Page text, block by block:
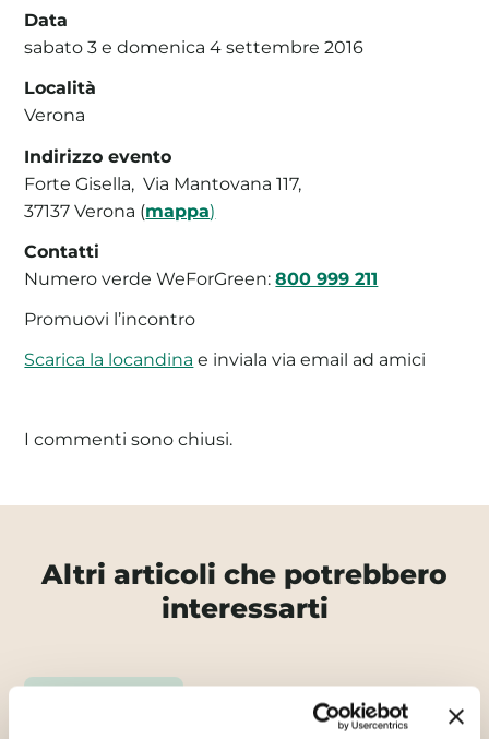
Data
sabato 3 e domenica 4 settembre 2016
Località
Verona
Indirizzo evento
Forte Gisella, Via Mantovana 117,
37137 Verona (mappa)
Contatti
Numero verde WeForGreen:800 999 211
Promuovi l’incontro
Scarica la locandina e inviala via email ad amici
I commenti sono chiusi.
Altri articoli che potrebbero
interessarti
Mondo WeForGreen